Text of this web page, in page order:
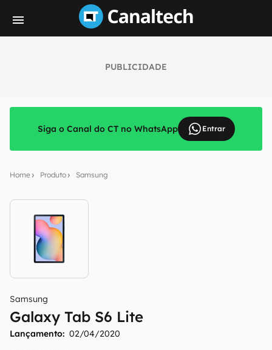
PUBLICIDADE
Siga o Canal do CT no WhatsApp Entrar
Home Produto Samsung
Samsung
Galaxy Tab S6 Lite
Lançamento: 02/04/2020